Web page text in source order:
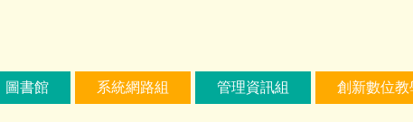
圖書館 系統網路組 管理資訊組 創新數位教